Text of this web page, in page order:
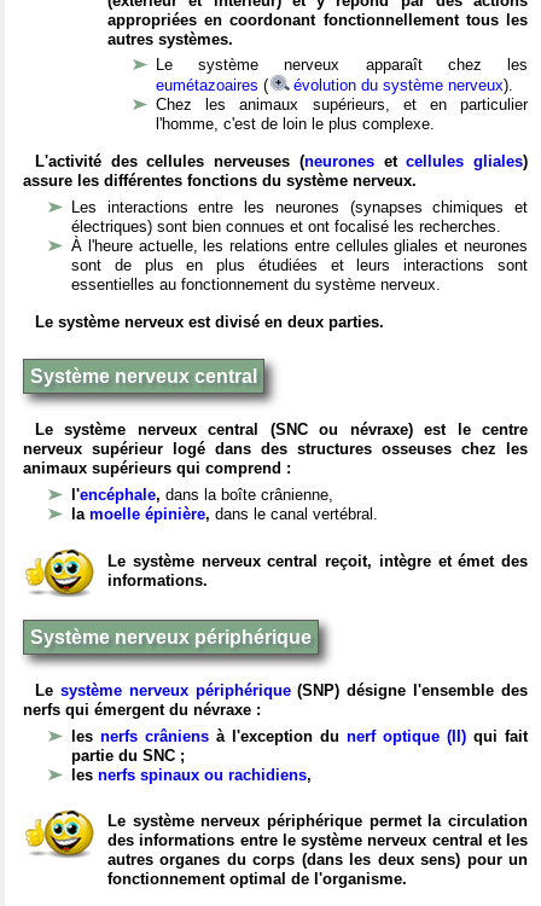
appropriées en coordonant fonctionnellement tous les
autres systèmes.
Le système nerveux apparaît chez les
eumétazoaires ( évolution du système nerveux).
Chez les animaux supérieurs, et en particulier
l'homme, c'est de loin le plus complexe.
L'activité des cellules nerveuses (neuronesetcellules gliales)
assure les différentes fonctions du système nerveux.
Les interactions entre les neurones (synapses chimiques et
électriques) sont bien connues et ont focalisé les recherches.
À l'heure actuelle, les relations entre cellules gliales et neurones
sont de plus en plus étudiées et leurs interactions sont
essentielles au fonctionnement du système nerveux.
Le système nerveux est divisé en deux parties.
Système nerveux central
Le système nerveux central (SNC ou névraxe) est le centre
nerveux supérieur logé dans des structures osseuses chez les
animaux supérieurs qui comprend :
l'encéphale, dans la boîte crânienne,
la moelle épinière, dans le canal vertébral.
Le système nerveux central reçoit, intègre et émet des
informations.
Système nerveux périphérique
Le système nerveux périphérique(SNP) désigne l'ensemble des
nerfs qui émergent du névraxe :
les nerfs crâniens à l'exception du nerf optique (II) qui fait
partie du SNC ;
les nerfs spinaux ou rachidiens,
Le système nerveux périphérique permet la circulation
des informations entre le système nerveux central et les
autres organes du corps (dans les deux sens) pour un
fonctionnement optimal de l'organisme.